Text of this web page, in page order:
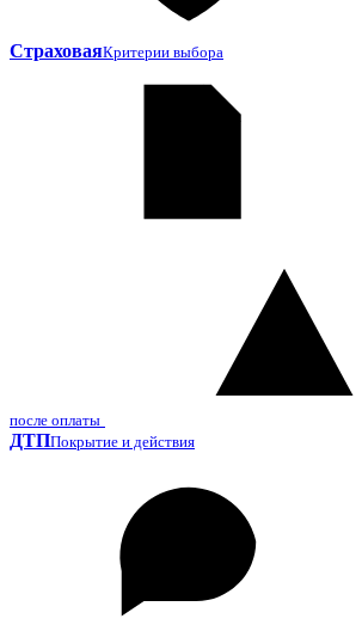
СтраховаяКритерии выбора
после оплаты
ДТППокрытие и действия